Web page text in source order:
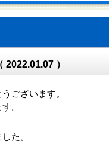
）
ございます。
。
た。